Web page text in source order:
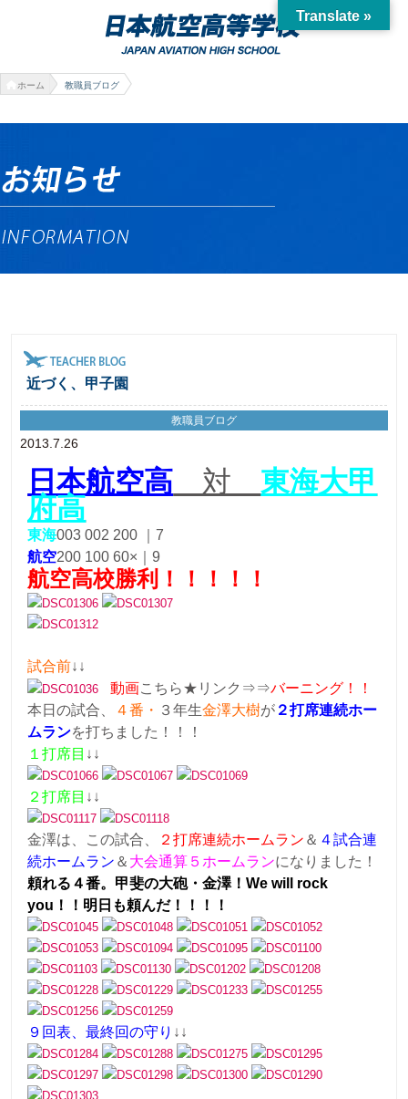
ホーム 教職員ブログ
近づく、甲子園
2013.7.26
教職員ブログ
日本航空高 対 東海大甲
府高
東海003 002 200 ｜7
航空200 100 60×｜9
航空高校勝利！！！！！
試合前↓↓
動画こちら★リンク⇒⇒バーニング！！
本日の試合、
４番・ ３年生金澤大樹が ２打席連続ホー
ムランを打ちました！！！
１打席目 ↓↓
２打席目 ↓↓
金澤は、この試合、 ２打席連続ホームラン ＆ ４試合連
続ホームラン ＆ 大会通算５ホームランになりました！
頼れる４番。甲斐の大砲・金澤！We will rock
you！！明日も頼んだ！！！！
９回表、最終回の守り ↓↓
Translate »